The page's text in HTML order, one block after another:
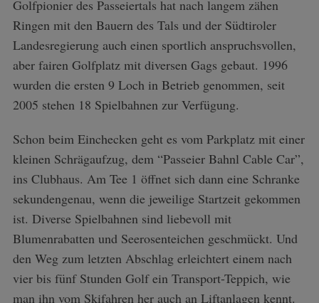
Golfpionier des Passeiertals hat nach langem zähen
Ringen mit den Bauern des Tals und der Südtiroler
Landesregierung auch einen sportlich anspruchsvollen,
aber fairen Golfplatz mit diversen Gags gebaut. 1996
wurden die ersten 9 Loch in Betrieb genommen, seit
2005 stehen 18 Spielbahnen zur Verfügung.
Schon beim Einchecken geht es vom Parkplatz mit einer
kleinen Schrägaufzug, dem “Passeier Bahnl Cable Car”,
ins Clubhaus. Am Tee 1 öffnet sich dann eine Schranke
sekundengenau, wenn die jeweilige Startzeit gekommen
ist. Diverse Spielbahnen sind liebevoll mit
Blumenrabatten und Seerosenteichen geschmückt. Und
den Weg zum letzten Abschlag erleichtert einem nach
vier bis fünf Stunden Golf ein Transport-Teppich, wie
man ihn vom Skifahren her auch an Liftanlagen kennt.